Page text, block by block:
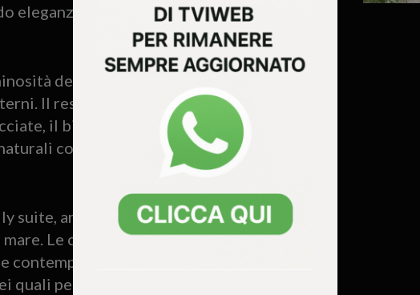
e accoglienza in un contesto
degli ambienti, valorizzata dalle
Il resort dialoga continuamente con il
il bianco degli archi, il verde della
contribuiscono a creare
suite, ampie da 46 a 118 metri quadrati e
Le camere sono state progettate per
con spazi separati per
pensato appositamente per i più